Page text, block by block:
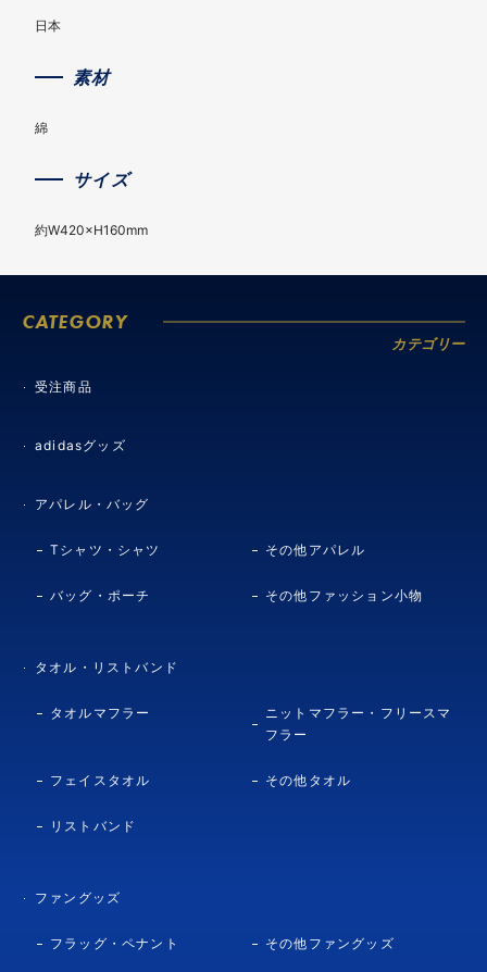
日本
素材
綿
サイズ
約W420×H160mm
CATEGORY
カテゴリー
受注商品
adidasグッズ
アパレル・バッグ
Tシャツ・シャツ その他アパレル
バッグ・ポーチ その他ファッション小物
タオル・リストバンド
タオルマフラー
ニットマフラー・フリースマ
フラー
フェイスタオル その他タオル
リストバンド
ファングッズ
フラッグ・ペナント その他ファングッズ